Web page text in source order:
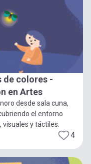
de colores -
en Artes
desde sala cuna,
el entorno
y táctiles.
4